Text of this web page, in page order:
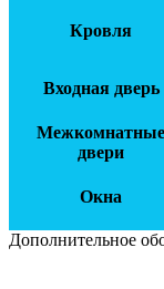
Кровля
Входная дверь
Межкомнатные
двери
Окна
Дополнительное